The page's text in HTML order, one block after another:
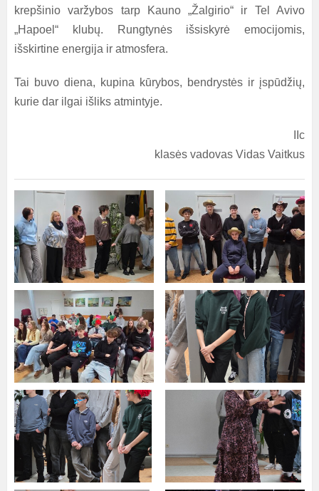
krepšinio varžybos tarp Kauno „Žalgirio“ ir Tel Avivo
„Hapoel“ klubų. Rungtynės išsiskyrė emocijomis,
išskirtine energija ir atmosfera.
Tai buvo diena, kupina kūrybos, bendrystės ir įspūdžių,
kurie dar ilgai išliks atmintyje.
IIc
klasės vadovas Vidas Vaitkus